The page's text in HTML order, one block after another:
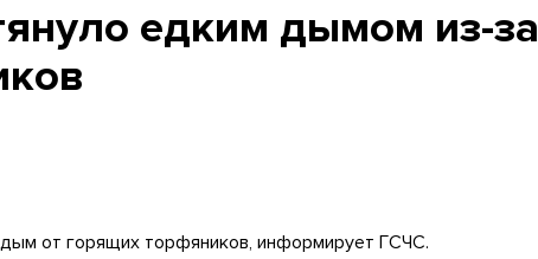
едким дымом из-за
дым от горящих торфяников, информирует ГСЧС.